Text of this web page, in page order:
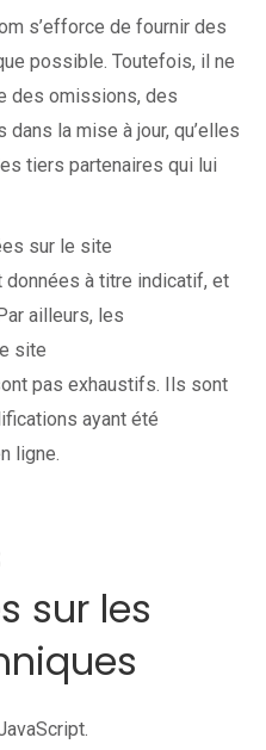
s’efforce de fournir des
possible. Toutefois, il ne
des omissions, des
la mise à jour, qu’elles
tiers partenaires qui lui
sur le site
données à titre indicatif, et
ailleurs, les
site
pas exhaustifs. Ils sont
ayant été
ligne.
sur les